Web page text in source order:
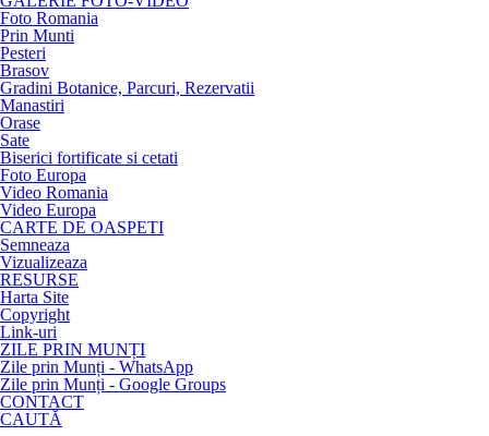
Foto Romania
Prin Munti
Pesteri
Brasov
Gradini Botanice, Parcuri, Rezervatii
Manastiri
Orase
Sate
Biserici fortificate si cetati
Foto Europa
Video Romania
Video Europa
CARTE DE OASPETI
Semneaza
Vizualizeaza
RESURSE
Harta Site
Copyright
Link-uri
ZILE PRIN MUNȚI
Zile prin Munți - WhatsApp
Zile prin Munți - Google Groups
CONTACT
CAUTĂ